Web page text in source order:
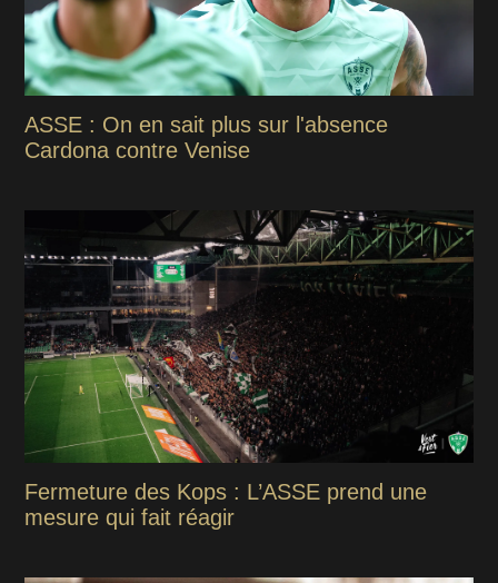
ASSE : On en sait plus sur l'absence
Cardona contre Venise
Fermeture des Kops : L’ASSE prend une
mesure qui fait réagir